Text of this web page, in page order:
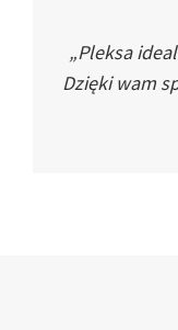
„Pleksa
Dzięki wam